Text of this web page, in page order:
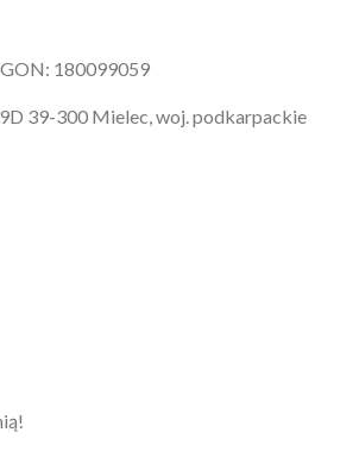
180099059
39-300 Mielec, woj. podkarpackie